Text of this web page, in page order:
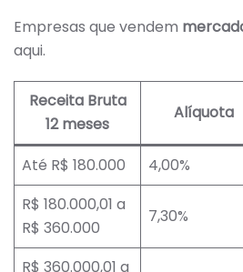
Empresas que vendem
aqui.
Receita Bruta
12 meses
Alíquota
Até R$ 180.000 4,00%
R$ 180.000,01 a
R$ 360.000
7,30%
R$ 360.000,01 a